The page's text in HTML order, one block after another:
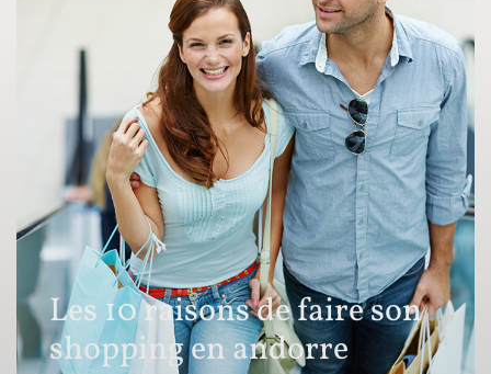
Les 10 raisons de faire son
shopping en andorre